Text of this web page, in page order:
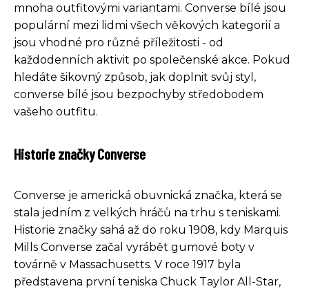
mnoha outfitovými variantami. Converse bílé jsou
populární mezi lidmi všech věkových kategorií a
jsou vhodné pro různé příležitosti - od
každodenních aktivit po společenské akce. Pokud
hledáte šikovný způsob, jak doplnit svůj styl,
converse bílé jsou bezpochyby středobodem
vašeho outfitu.
Historie značky Converse
Converse je americká obuvnická značka, která se
stala jedním z velkých hráčů na trhu s teniskami.
Historie značky sahá až do roku 1908, kdy Marquis
Mills Converse začal vyrábět gumové boty v
továrně v Massachusetts. V roce 1917 byla
představena první teniska Chuck Taylor All-Star,